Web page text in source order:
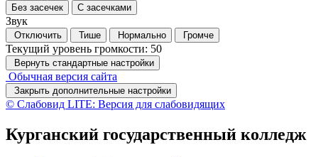
Без засечек С засечками
Звук
Отключить Тише Нормально Громче
Текущий уровень громкости: 50
Вернуть стандартные настройки
Обычная версия сайта
Закрыть дополнительные настройки
© Слабовид LITE: Версия для слабовидящих
Курганский государственный колледж